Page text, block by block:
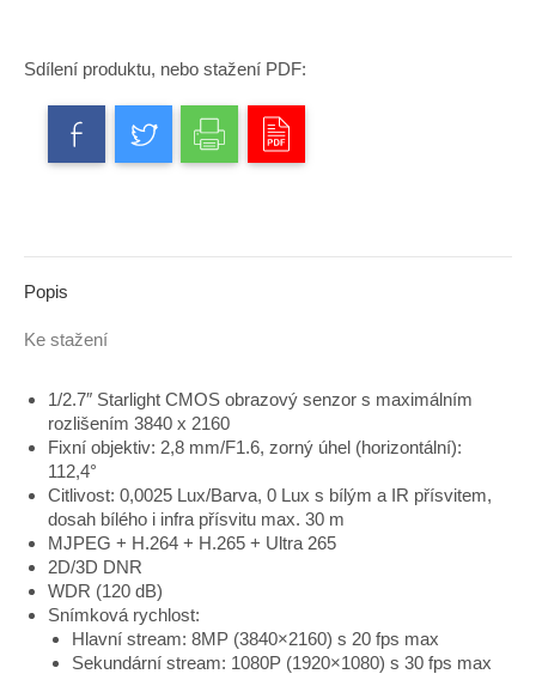
Sdílení produktu, nebo stažení PDF:
Popis
Ke stažení
1/2.7″ Starlight CMOS obrazový senzor s maximálním
rozlišením 3840 x 2160
Fixní objektiv: 2,8 mm/F1.6, zorný úhel (horizontální):
112,4°
Citlivost: 0,0025 Lux/Barva, 0 Lux s bílým a IR přísvitem,
dosah bílého i infra přísvitu max. 30 m
MJPEG + H.264 + H.265 + Ultra 265
2D/3D DNR
WDR (120 dB)
Snímková rychlost:
Hlavní stream: 8MP (3840×2160) s 20 fps max
Sekundární stream: 1080P (1920×1080) s 30 fps max